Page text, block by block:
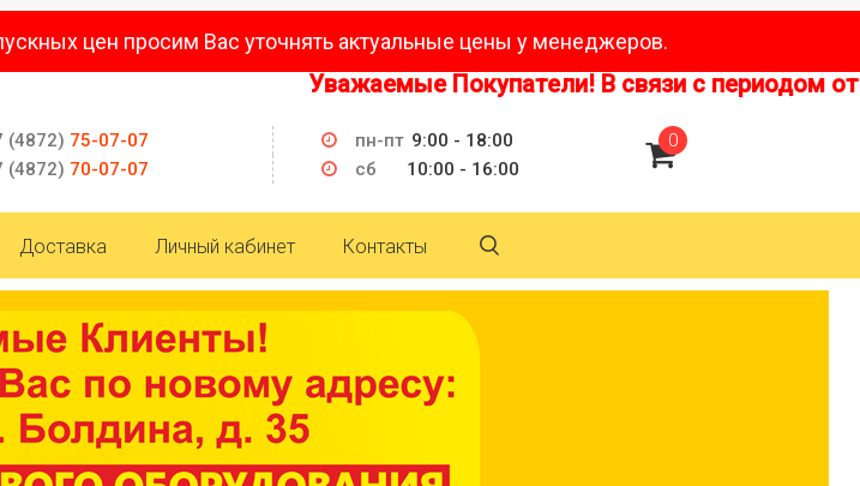
цен просим Вас уточнять актуальные цены у менеджеров.
Уважаемые Покупатели! В связи с периодом
(4872) 75-07-07
(4872) 70-07-07
пн-пт 9:00 - 18:00
сб
10:00 - 16:00
0
Доставка Личный кабинет Контакты